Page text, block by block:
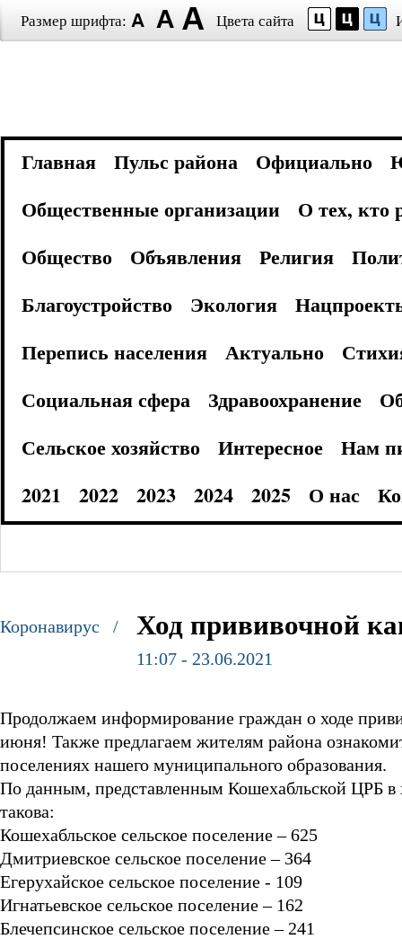
Размер шрифта: Цвета сайта
Главная Пульс района Официально
Общественные организации
О тех, кто
Общество
Объявления Религия
Благоустройство
Экология
Перепись населения
Актуально
Социальная сфера
Здравоохранение
Сельское хозяйство
Интересное
Нам
2021
2022 2023 2024 2025 О нас
Коронавирус / Ход прививочной
11:07 - 23.06.2021
Продолжаем информирование граждан о ходе
июня! Также предлагаем жителям района
поселениях нашего муниципального образования.
По данным, представленным Кошехабльской ЦРБ в
такова:
Кошехабльское сельское поселение – 625
Дмитриевское сельское поселение – 364
Егерухайское сельское поселение - 109
Игнатьевское сельское поселение – 162
Блечепсинское сельское поселение – 241